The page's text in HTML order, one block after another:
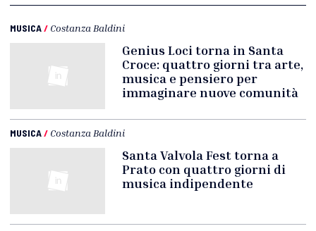
MUSICA/ Costanza Baldini
Genius Loci torna in Santa
Croce: quattro giorni tra arte,
musica e pensiero per
immaginare nuove comunità
MUSICA/ Costanza Baldini
Santa Valvola Fest torna a
Prato con quattro giorni di
musica indipendente